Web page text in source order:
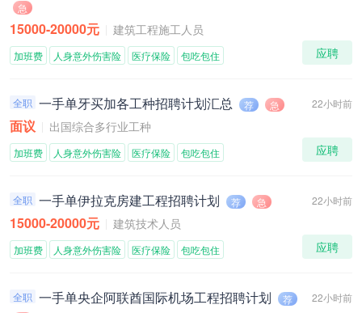
急
15000-20000元
建筑工程施工人员
应聘
加班费 人身意外伤害险 医疗保险 包吃包住
22小时前
全职 一手单牙买加各工种招聘计划汇总 荐 急
面议
出国综合多行业工种
应聘
加班费 人身意外伤害险 医疗保险 包吃包住
22小时前
全职 一手单伊拉克房建工程招聘计划 荐 急
15000-20000元
建筑技术人员
应聘
加班费 人身意外伤害险 医疗保险 包吃包住
22小时前
全职 一手单央企阿联酋国际机场工程招聘计划
荐